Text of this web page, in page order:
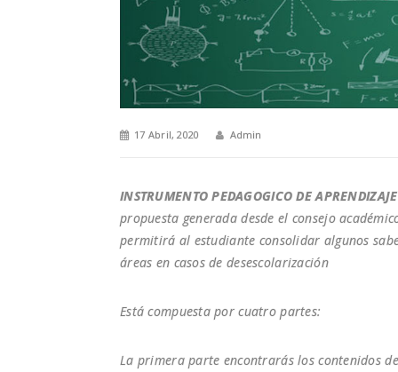
17 Abril, 2020 Admin
INSTRUMENTO PEDAGOGICO DE
propuesta generada desde el consejo
permitirá al estudiante consolidar algunos
áreas en casos de desescolarización
Está compuesta por cuatro partes:
La primera parte encontrarás los contenidos